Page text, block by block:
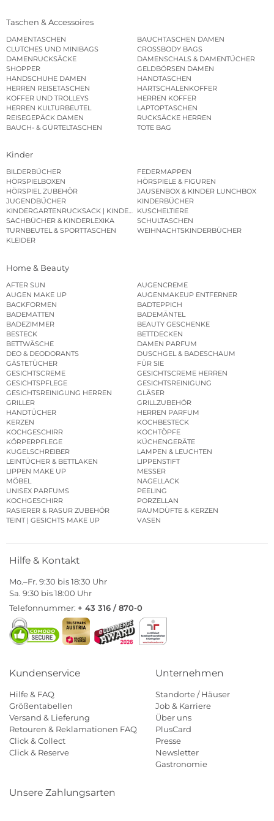
Taschen & Accessoires
DAMENTASCHEN
BAUCHTASCHEN DAMEN
CLUTCHES UND MINIBAGS
CROSSBODY BAGS
DAMENRUCKSÄCKE
DAMENSCHALS & DAMENTÜCHER
SHOPPER
GELDBÖRSEN DAMEN
HANDSCHUHE DAMEN
HANDTASCHEN
HERREN REISETASCHEN
HARTSCHALENKOFFER
KOFFER UND TROLLEYS
HERREN KOFFER
HERREN KULTURBEUTEL
LAPTOPTASCHEN
REISEGEPÄCK DAMEN
RUCKSÄCKE HERREN
BAUCH- & GÜRTELTASCHEN
TOTE BAG
Kinder
BILDERBÜCHER
FEDERMAPPEN
HÖRSPIELBOXEN
HÖRSPIELE & FIGUREN
HÖRSPIEL ZUBEHÖR
JAUSENBOX & KINDER LUNCHBOX
JUGENDBÜCHER
KINDERBÜCHER
KINDERGARTENRUCKSACK | KINDERGARTENBEUTEL
KUSCHELTIERE
SACHBÜCHER & KINDERLEXIKA
SCHULTASCHEN
TURNBEUTEL & SPORTTASCHEN
WEIHNACHTSKINDERBÜCHER
KLEIDER
Home & Beauty
AFTER SUN
AUGENCREME
AUGEN MAKE UP
AUGENMAKEUP ENTFERNER
BACKFORMEN
BADTEPPICH
BADEMATTEN
BADEMÄNTEL
BADEZIMMER
BEAUTY GESCHENKE
BESTECK
BETTDECKEN
BETTWÄSCHE
DAMEN PARFUM
DEO & DEODORANTS
DUSCHGEL & BADESCHAUM
GÄSTETÜCHER
FÜR SIE
GESICHTSCREME
GESICHTSCREME HERREN
GESICHTSPFLEGE
GESICHTSREINIGUNG
GESICHTSREINIGUNG HERREN
GLÄSER
GRILLER
GRILLZUBEHÖR
HANDTÜCHER
HERREN PARFUM
KERZEN
KOCHBESTECK
KOCHGESCHIRR
KOCHTÖPFE
KÖRPERPFLEGE
KÜCHENGERÄTE
KUGELSCHREIBER
LAMPEN & LEUCHTEN
LEINTÜCHER & BETTLAKEN
LIPPENSTIFT
LIPPEN MAKE UP
MESSER
MÖBEL
NAGELLACK
UNISEX PARFUMS
PEELING
KOCHGESCHIRR
PORZELLAN
RASIERER & RASUR ZUBEHÖR
RAUMDÜFTE & KERZEN
TEINT | GESICHTS MAKE UP
VASEN
Hilfe & Kontakt
Mo.–Fr. 9:30 bis 18:30 Uhr
Sa. 9:30 bis 18:00 Uhr
Telefonnummer: + 43 316 / 870-0
Kundenservice
Hilfe & FAQ
Größentabellen
Versand & Lieferung
Retouren & Reklamationen FAQ
Click & Collect
Click & Reserve
Unternehmen
Standorte / Häuser
Job & Karriere
Über uns
PlusCard
Presse
Newsletter
Gastronomie
Unsere Zahlungsarten